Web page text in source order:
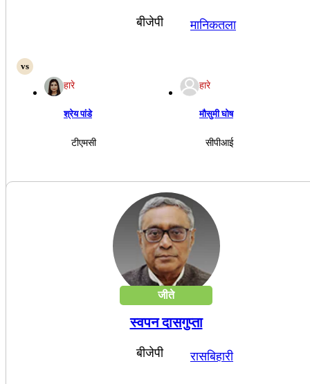
बीजेपी मानिकतला
हारे
श्रेय पांडे
टीएमसी
हारे
मौसुमी घोष
सीपीआई
जीते
स्वपन दासगुप्ता
बीजेपी रासबिहारी